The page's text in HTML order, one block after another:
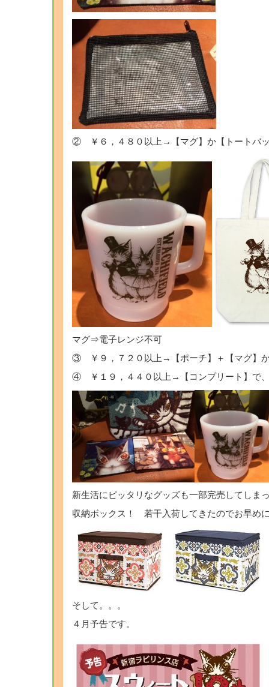
② ￥６，４８０以上→【マグ】か【トートバ
マグ⇒電子レンジ不可
③ ￥９，７２０以上→【ポーチ】＋【マグ】
④ ￥１９，４４０以上→【コンプリート】で
新生活にピッタリなグッズも一部完売してしま
収納ボックス！ 若干入荷してきたのでお早め
そして。。。
４月予告です。